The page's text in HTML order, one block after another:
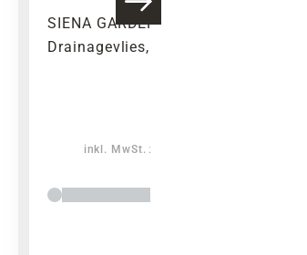
SIENA GARDEN Trenn-&
Drainagevlies, 1x1 m, weiß
inkl. MwSt.zzgl. Versandkosten